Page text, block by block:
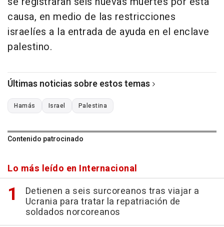
causa, en medio de las restricciones
israelíes a la entrada de ayuda en el enclave
palestino.
Últimas noticias sobre estos temas
Hamás Israel Palestina
Contenido patrocinado
Lo más leído en Internacional
Detienen a seis surcoreanos tras viajar a
Ucrania para tratar la repatriación de
soldados norcoreanos